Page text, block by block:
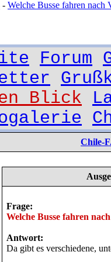
Forum
Blick
- Welche Busse fahren nach
Chile-
Frage:
Welche Busse fahren
Antwort:
Da gibt es verschiedene,